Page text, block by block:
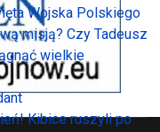
Wojska Polskiego
misją? Czy Tadeusz
wielkie
Kibice ruszyli po